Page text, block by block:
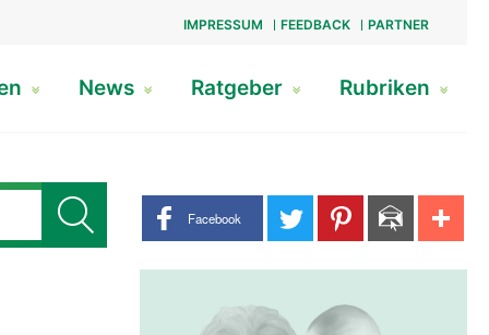
IMPRESSUM FEEDBACK PARTNER
News Ratgeber Rubriken
Share buttons
Facebook